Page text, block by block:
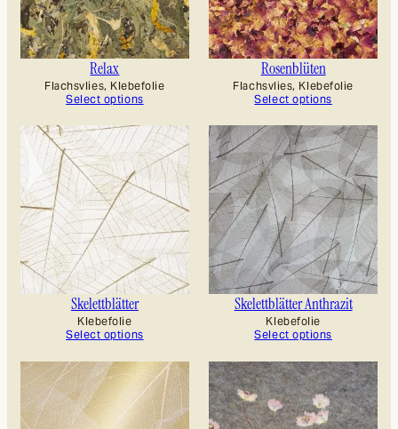
Relax
Flachsvlies, Klebefolie
Select options
Rosenblüten
Flachsvlies, Klebefolie
Select options
Skelettblätter
Klebefolie
Select options
Skelettblätter Anthrazit
Klebefolie
Select options